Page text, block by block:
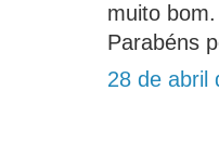
muito bom.
Parabéns
28 de abril